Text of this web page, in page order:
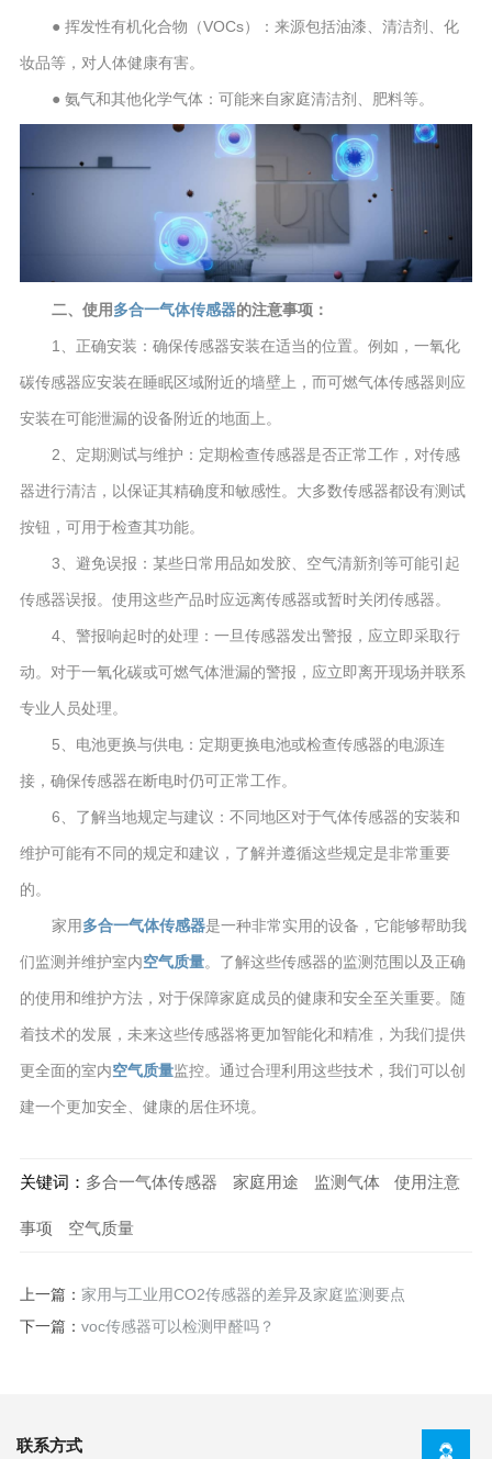
● 挥发性有机化合物（VOCs）：来源包括油漆、清洁剂、化
妆品等，对人体健康有害。
● 氨气和其他化学气体：可能来自家庭清洁剂、肥料等。
二、使用多合一气体传感器的注意事项：
1、正确安装：确保传感器安装在适当的位置。例如，一氧化
碳传感器应安装在睡眠区域附近的墙壁上，而可燃气体传感器则应
安装在可能泄漏的设备附近的地面上。
2、定期测试与维护：定期检查传感器是否正常工作，对传感
器进行清洁，以保证其精确度和敏感性。大多数传感器都设有测试
按钮，可用于检查其功能。
3、避免误报：某些日常用品如发胶、空气清新剂等可能引起
传感器误报。使用这些产品时应远离传感器或暂时关闭传感器。
4、警报响起时的处理：一旦传感器发出警报，应立即采取行
动。对于一氧化碳或可燃气体泄漏的警报，应立即离开现场并联系
专业人员处理。
5、电池更换与供电：定期更换电池或检查传感器的电源连
接，确保传感器在断电时仍可正常工作。
6、了解当地规定与建议：不同地区对于气体传感器的安装和
维护可能有不同的规定和建议，了解并遵循这些规定是非常重要
的。
家用多合一气体传感器是一种非常实用的设备，它能够帮助我
们监测并维护室内空气质量。了解这些传感器的监测范围以及正确
的使用和维护方法，对于保障家庭成员的健康和安全至关重要。随
着技术的发展，未来这些传感器将更加智能化和精准，为我们提供
更全面的室内空气质量监控。通过合理利用这些技术，我们可以创
建一个更加安全、健康的居住环境。
关键词： 多合一气体传感器 家庭用途 监测气体 使用注意
事项 空气质量
上一篇： 家用与工业用CO2传感器的差异及家庭监测要点
下一篇： voc传感器可以检测甲醛吗？
联系方式